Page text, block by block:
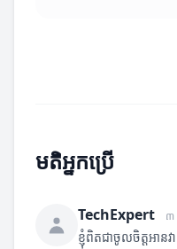
មតិអ្នកប្រើ
TechExpert ៣
ខ្ញុំពិតជាចូលចិត្តអាន